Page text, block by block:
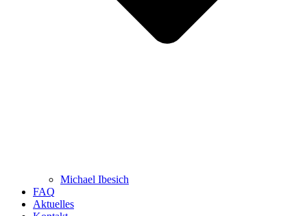
Michael Ibesich
FAQ
Aktuelles